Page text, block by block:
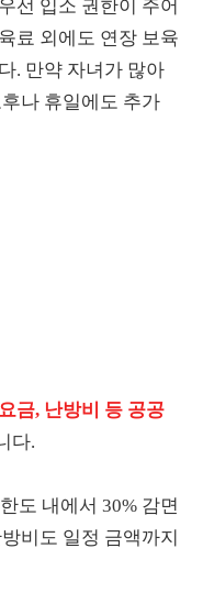
선 입소 권한이 주어
료 외에도 연장 보육
. 만약 자녀가 많아
나 휴일에도 추가
금, 난방비 등 공공
다.
도 내에서 30% 감면
비도 일정 금액까지